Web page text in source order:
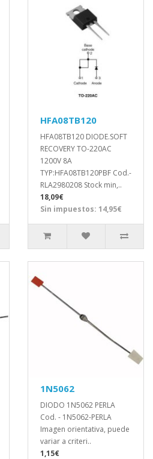
HFA08TB120
HFA08TB120 DIODE.SOFT
RECOVERY TO-220AC
1200V 8A
TYP:HFA08TB120PBF Cod.-
RLA2980208 Stock min,..
18,09€
Sin impuestos: 14,95€
1N5062
DIODO 1N5062 PERLA
Cod. - 1N5062-PERLA
Imagen orientativa, puede
variar a criteri..
1,15€